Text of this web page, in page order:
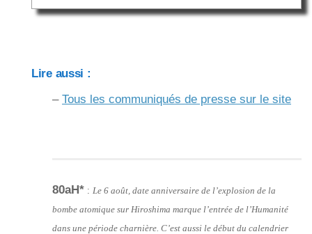
Lire aussi :
– Tous les communiqués de presse sur le site
80aH* : Le 6 août, date anniversaire de l’explosion de la
bombe atomique sur Hiroshima marque l’entrée de l’Humanité
dans une période charnière. C’est aussi le début du calendrier